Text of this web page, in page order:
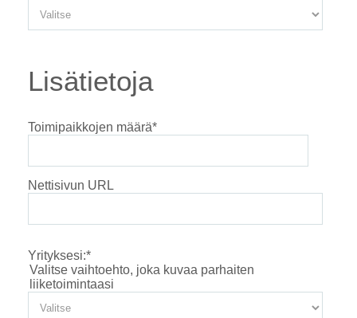
Lisätietoja
Toimipaikkojen määrä*
Nettisivun URL
Yrityksesi:*
Valitse vaihtoehto, joka kuvaa parhaiten
liiketoimintaasi